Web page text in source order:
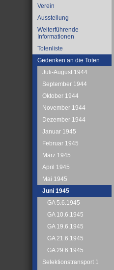
Verein
Ausstellung
Weiterführende
Informationen
Totenliste
Gedenken an die Toten
Juli-August 1944
September 1944
Oktober 1944
November 1944
Dezember 1944
Januar 1945
Februar 1945
März 1945
April 1945
Mai 1945
Juni 1945
GA 5.6.1945
GA 10.6.1945
GA 19.6.1945
GA 21.6.1945
GA 29.6.1945
Selektionstransport 1